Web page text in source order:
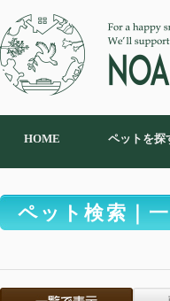
HOME ペットを探
ペット検索｜